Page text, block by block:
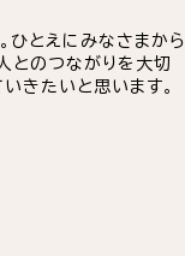
ひとえにみなさまから
とのつながりを大切
いきたいと思います。